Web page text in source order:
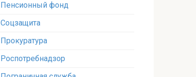
Пенсионный фонд
Соцзащита
Прокуратура
Роспотребнадзор